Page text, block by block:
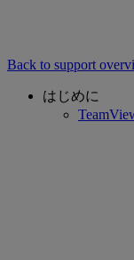
Back to support
はじめに